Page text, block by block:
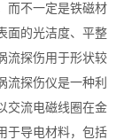
而不一定是铁磁材
面的光洁度、平整
流探伤用于形状较
流探伤仪是一种利
交流电磁线圈在金
于导电材料，包括